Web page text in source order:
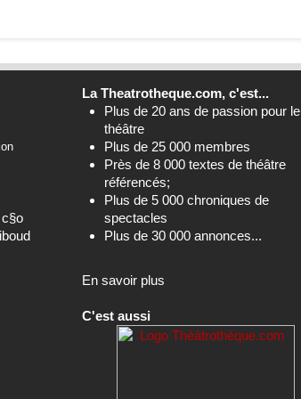
La Theatrotheque.com, c'est...
Plus de 20 ans de passion pour le
théâtre
Plus de 25 000 membres
Près de 8 000 textes de théâtre
référencés;
Plus de 5 000 chroniques de
spectacles
Plus de 30 000 annonces...
En savoir plus
C'est aussi